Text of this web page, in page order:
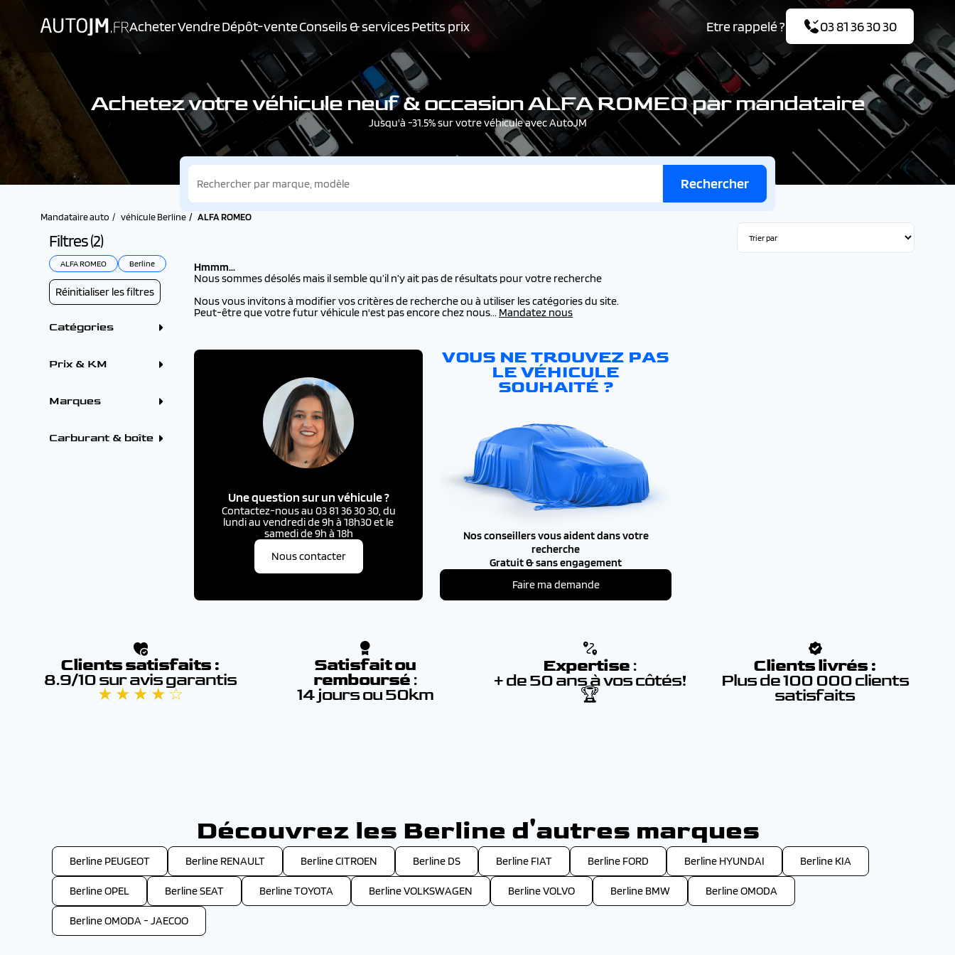
AcheterVendreDépôt-venteConseils & servicesPetits prix Etre rappelé ? 03 81 36 30 30
Achetez votre véhicule neuf & occasion ALFA ROMEO par mandataire
Jusqu'à -31.5% sur votre véhicule avec AutoJM
Rechercher
Mandataire auto véhicule Berline ALFA ROMEO
Filtres (2)
ALFA ROMEO Berline
Réinitialiser les filtres
Catégories
Prix & KM
Marques
CITROEN (18)
DS (16)
Carburant & boîte
Hmmm...
Nous sommes désolés mais il semble qu’il n’y ait pas de résultats pour votre recherche
Nous vous invitons à modifier vos critères de recherche ou à utiliser les catégories du site.
Peut-être que votre futur véhicule n'est pas encore chez nous... Mandatez nous
Une question sur un véhicule ?
Contactez-nous au 03 81 36 30 30, du
lundi au vendredi de 9h à 18h30 et le
samedi de 9h à 18h
Nous contacter
VOUS NE TROUVEZ PAS
LE VÉHICULE
SOUHAITÉ ?
Nos conseillers vous aident dans votre
recherche
Gratuit & sans engagement
Faire ma demande
Clients satisfaits :
8.9/10 sur avis garantis
★ ★ ★ ★ ☆
Satisfait ou
remboursé :
14 jours ou 50km
Expertise :
+ de 50 ans à vos côtés!
🏆
Clients livrés :
Plus de 100 000 clients
satisfaits
Découvrez les Berline d'autres marques
Berline PEUGEOT Berline RENAULT Berline CITROEN Berline DS Berline FIAT Berline FORD Berline HYUNDAI Berline KIA
Berline OPEL Berline SEAT Berline TOYOTA Berline VOLKSWAGEN Berline VOLVO Berline BMW Berline OMODA
Berline OMODA - JAECOO